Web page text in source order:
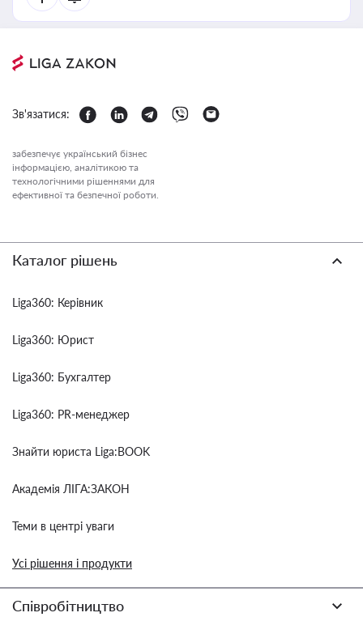
Зв'язатися:
забезпечує український бізнес
інформацією, аналітикою та
технологічними рішеннями для
ефективної та безпечної роботи.
Каталог рішень
Liga360: Керівник
Liga360: Юрист
Liga360: Бухгалтер
Liga360: PR-менеджер
Знайти юриста Liga:BOOK
Академія ЛІГА:ЗАКОН
Теми в центрі уваги
Усі рішення і продукти
Співробітництво